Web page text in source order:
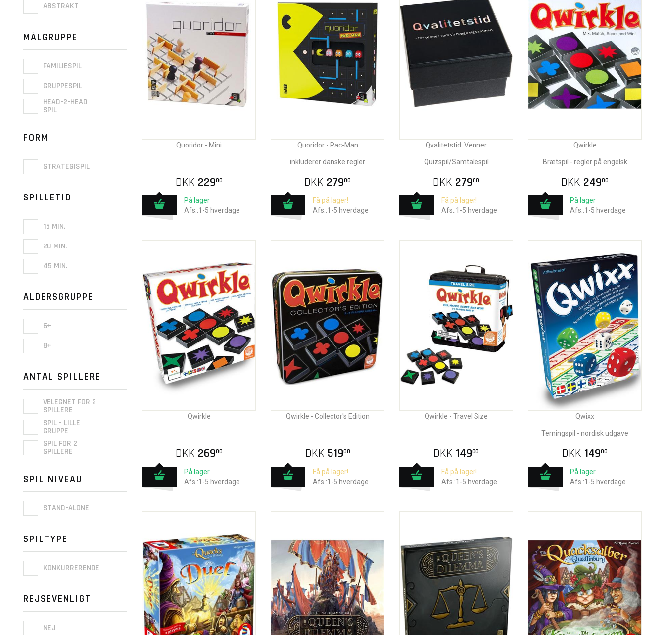
ABSTRAKT
MÅLGRUPPE
FAMILIESPIL
GRUPPESPIL
HEAD-2-HEAD
SPIL
FORM
STRATEGISPIL
SPILLETID
15 MIN.
20 MIN.
45 MIN.
ALDERSGRUPPE
6+
8+
ANTAL SPILLERE
VELEGNET FOR 2
SPILLERE
SPIL - LILLE
GRUPPE
SPIL FOR 2
SPILLERE
SPIL NIVEAU
STAND-ALONE
SPILTYPE
KONKURRERENDE
REJSEVENLIGT
NEJ
Quoridor - Mini
DKK 22900
På lager
Afs.:1-5 hverdage
Quoridor - Pac-Man
inkluderer danske regler
DKK 27900
Få på lager!
Afs.:1-5 hverdage
Qvalitetstid: Venner
Quizspil/Samtalespil
DKK 27900
Få på lager!
Afs.:1-5 hverdage
Qwirkle
Brætspil - regler på engelsk
DKK 24900
På lager
Afs.:1-5 hverdage
Qwirkle
DKK 26900
På lager
Afs.:1-5 hverdage
Qwirkle - Collector's Edition
DKK 51900
Få på lager!
Afs.:1-5 hverdage
Qwirkle - Travel Size
DKK 14900
Få på lager!
Afs.:1-5 hverdage
Qwixx
Terningspil - nordisk udgave
DKK 14900
På lager
Afs.:1-5 hverdage